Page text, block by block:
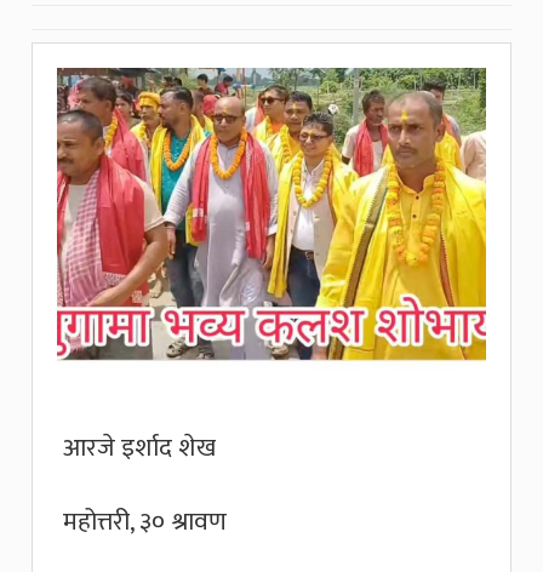
आरजे इर्शाद शेख
महोत्तरी, ३० श्रावण